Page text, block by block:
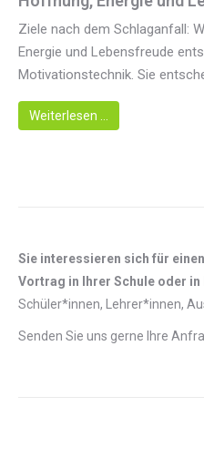
Ziele nach dem Schlaganfall:
Energie und Lebensfreude
Motivationstechnik. Sie
Weiterlesen …
Sie interessieren sich für
Vortrag in Ihrer Schule oder in
Schüler*innen, Lehrer*innen,
Senden Sie uns gerne Ihre